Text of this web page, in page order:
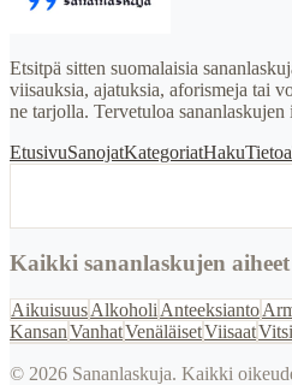
Etsitpä sitten suomalaisia
viisauksia, ajatuksia, aforismeja tai
ne tarjolla. Tervetuloa sananlaskujen
EtusivuSanojatKategoriatHakuTietoa
Kaikki sananlaskujen aiheet
AikuisuusAlkoholi Anteeksianto
KansanVanhatVenäläisetViisaat
© 2026 Sananlaskuja. Kaikki